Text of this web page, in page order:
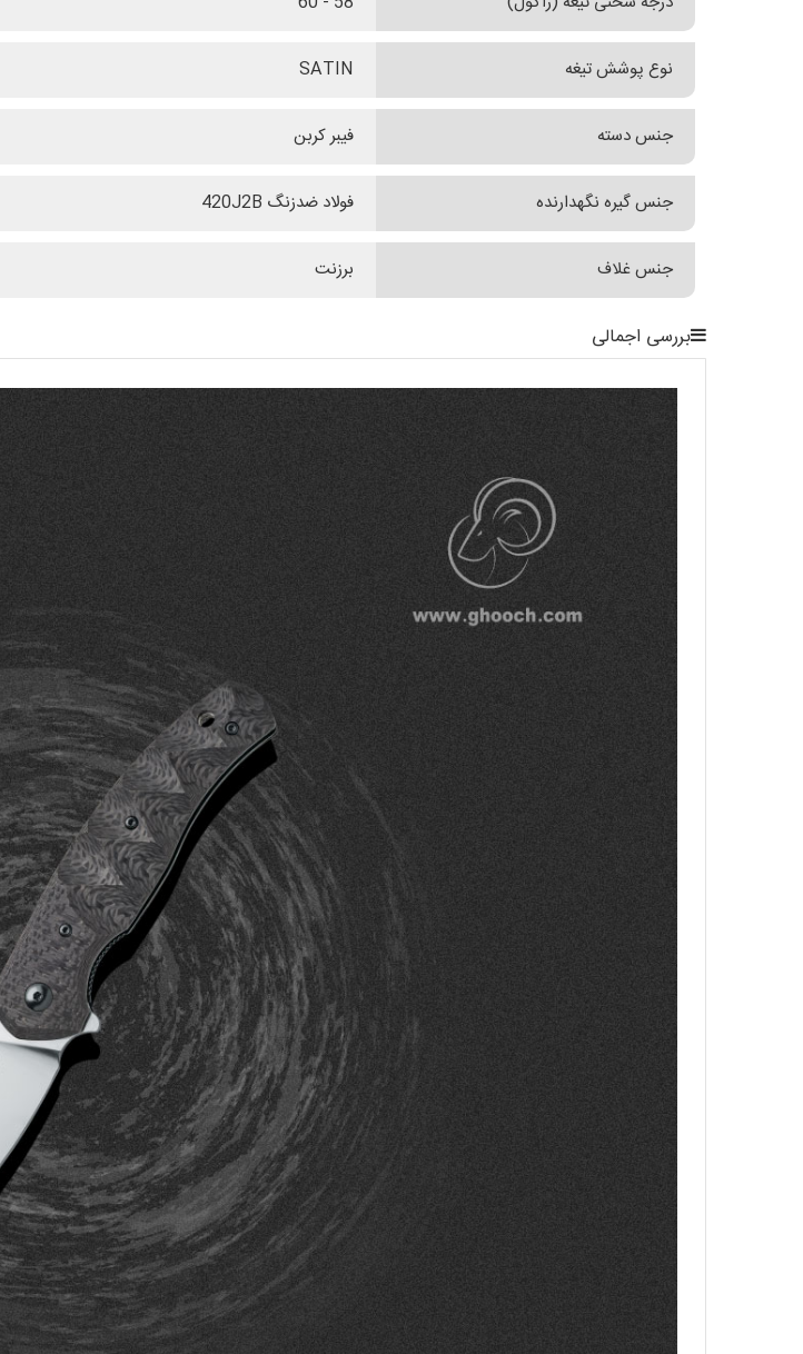
نوع پوشش تیغه SATIN
جنس دسته فیبر کربن
جنس گیره نگهدارنده فولاد ضدزنگ 420J2B
جنس غلاف برزنت
بررسی اجمالی